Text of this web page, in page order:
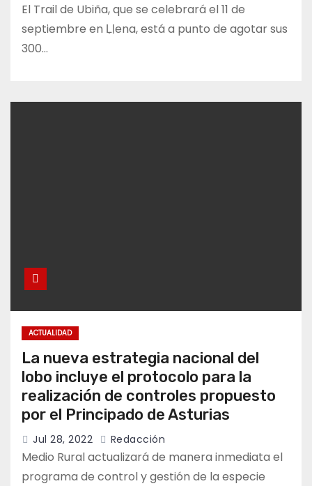
El Trail de Ubiña, que se celebrará el 11 de
septiembre en Ḷḷena, está a punto de agotar sus
300…
ACTUALIDAD
La nueva estrategia nacional del
lobo incluye el protocolo para la
realización de controles propuesto
por el Principado de Asturias
Jul 28, 2022 Redacción
Medio Rural actualizará de manera inmediata el
programa de control y gestión de la especie